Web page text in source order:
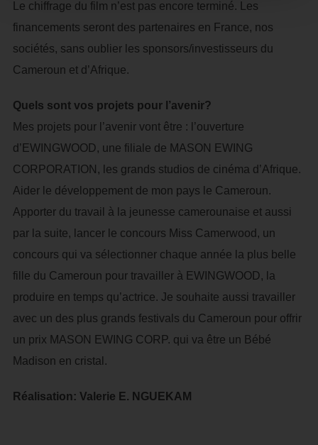
Le chiffrage du film n’est pas encore terminé. Les
financements seront des partenaires en France, nos
sociétés, sans oublier les sponsors/investisseurs du
Cameroun et d’Afrique.
Quels sont vos projets pour l’avenir?
Mes projets pour l’avenir vont être : l’ouverture
d’EWINGWOOD, une filiale de MASON EWING
CORPORATION, les grands studios de cinéma d’Afrique.
Aider le développement de mon pays le Cameroun.
Apporter du travail à la jeunesse camerounaise et aussi
par la suite, lancer le concours Miss Camerwood, un
concours qui va sélectionner chaque année la plus belle
fille du Cameroun pour travailler à EWINGWOOD, la
produire en temps qu’actrice. Je souhaite aussi travailler
avec un des plus grands festivals du Cameroun pour offrir
un prix MASON EWING CORP. qui va être un Bébé
Madison en cristal.
Réalisation: Valerie E. NGUEKAM